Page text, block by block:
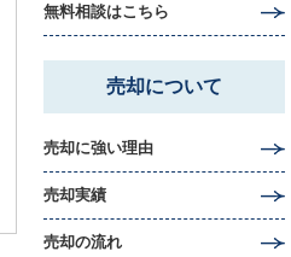
無料相談はこちら
売却について
売却に強い理由
売却実績
売却の流れ